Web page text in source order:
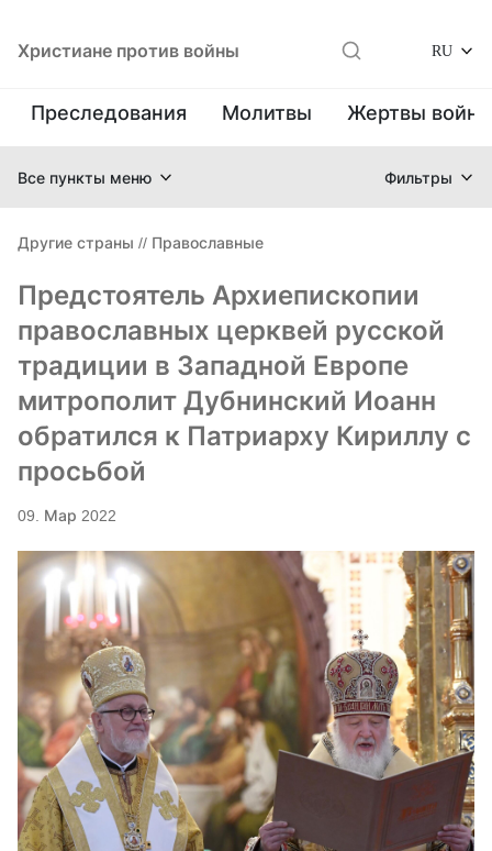
Христиане против войны RU
Преследования Молитвы Жертвы
Все пункты меню Фильтры
Другие страны // Православные
Предстоятель Архиепископии
православных церквей русской
традиции в Западной Европе
митрополит Дубнинский Иоанн
обратился к Патриарху Кириллу с
просьбой
09. Мар 2022